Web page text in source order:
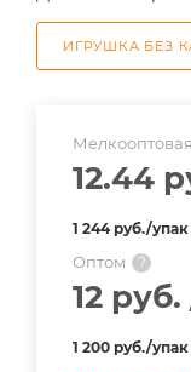
ИГРУШКА БЕЗ
Мелкооптовая
12.44
1 244 руб./упак
Оптом ?
12 руб.
1 200 руб./упак